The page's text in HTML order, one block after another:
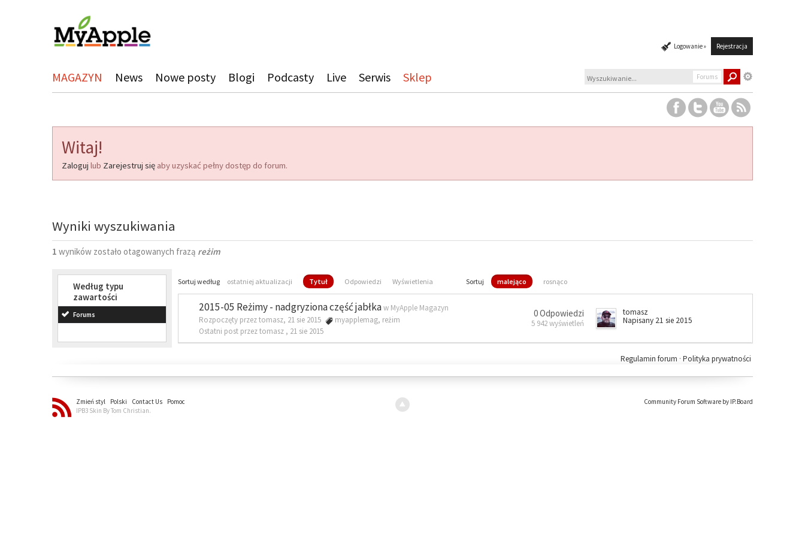
Logowanie » Rejestracja
MAGAZYN News Nowe posty Blogi Podcasty Live Serwis Sklep Forums
Witaj!
Zaloguj lub Zarejestruj się aby uzyskać pełny dostęp do forum.
Wyniki wyszukiwania
1 wyników zostało otagowanych frazą reżim
Według typu
zawartości
Forums
Sortuj według ostatniej aktualizacji Tytuł Odpowiedzi Wyświetlenia Sortuj malejąco rosnąco
2015-05 Reżimy - nadgryziona część jabłkaw MyApple Magazyn
Rozpoczęty przez tomasz, 21 sie 2015
myapplemag, reżim
Ostatni post przez tomasz , 21 sie 2015
0 Odpowiedzi
5 942 wyświetleń
tomasz
Napisany 21 sie 2015
Polityka prywatności
Regulamin forum ·
Zmień styl Polski Contact Us
Pomoc
IPB3 Skin By Tom Christian.
Community Forum Software by IP.Board